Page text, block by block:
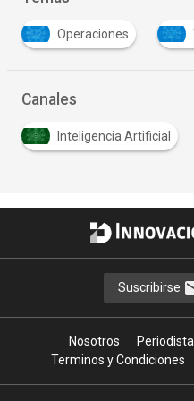
Tecnología y Sistemas
Canales
Inteligencia Artificial
Suscribirse
Nosotros
Terminos y Condiciones